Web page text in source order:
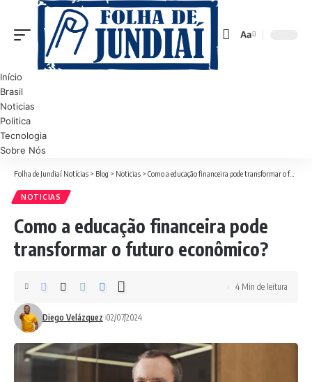
Font
Aa
Início
Brasil
Noticias
Politica
Tecnologia
Sobre Nós
Folha de Jundiaí Notícias > Blog > Noticias > Como a educação financeira pode transformar o futuro econômico?
NOTICIAS
Como a educação financeira pode
transformar o futuro econômico?
Diego Velázquez 02/07/2024
4 Min de leitura